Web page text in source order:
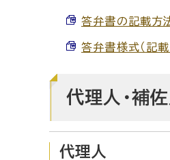
答弁書の記載
答弁書様式（記
代理人・補
代理人